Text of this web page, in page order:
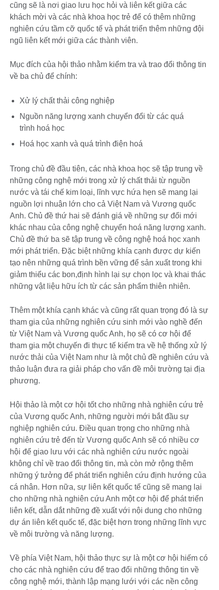
cũng sẽ là nơi giao lưu học hỏi và liên kết giữa các
khách mời và các nhà khoa học trẻ để có thêm những
nghiên cứu tầm cỡ quốc tế và phát triển thêm những đội
ngũ liên kết mới giữa các thành viên.
Mục đích của hội thảo nhằm kiểm tra và trao đổi thông tin
về ba chủ để chính:
Xử lý chất thải công nghiệp
Nguồn năng lượng xanh chuyển đổi từ các quá
trình hoá học
Hoá học xanh và quá trình điện hoá
Trong chủ đề đầu tiên, các nhà khoa học sẽ tập trung về
những công nghệ mới trong xử lý chất thải từ nguồn
nước và tái chế kim loại, lĩnh vực hứa hẹn sẽ mang lại
nguồn lợi nhuận lớn cho cả Việt Nam và Vương quốc
Anh. Chủ đề thứ hai sẽ đánh giá về những sự đổi mới
khác nhau của công nghệ chuyển hoá năng lượng xanh.
Chủ đề thứ ba sẽ tập trung về công nghệ hoá học xanh
mới phát triển. Đặc biệt những khía cạnh được dự kiến
tạo nên những quá trình bền vững để sản xuất trong khi
giảm thiểu các bon,định hình lại sự chọn lọc và khai thác
những vật liệu hữu ích từ các sản phẩm thiên nhiên.
Thêm một khía cạnh khác và cũng rất quan trọng đó là sự
tham gia của những nghiên cứu sinh mới vào nghề đến
từ Việt Nam và Vương quốc Anh, họ sẽ có cơ hội để
tham gia một chuyến đi thực tế kiểm tra về hệ thống xử lý
nước thải của Việt Nam như là một chủ đề nghiên cứu và
thảo luận đưa ra giải pháp cho vấn đề môi trường tại địa
phương.
Hội thảo là một cơ hội tốt cho những nhà nghiên cứu trẻ
của Vương quốc Anh, những người mới bắt đầu sự
nghiệp nghiên cứu. Điều quan trọng cho những nhà
nghiên cứu trẻ đến từ Vương quốc Anh sẽ có nhiều cơ
hội để giao lưu với các nhà nghiên cứu nước ngoài
không chỉ về trao đổi thông tin, mà còn mở rộng thêm
những ý tưởng để phát triển nghiên cứu định hướng của
cá nhân. Hơn nữa, sự liên kết quốc tế cũng sẽ mang lại
cho những nhà nghiên cứu Anh một cơ hội để phát triển
liên kết, dẫn dắt những đề xuất với nội dung cho những
dự án liên kết quốc tế, đặc biệt hơn trong những lĩnh vực
về môi trường và năng lượng.
Về phía Việt Nam, hội thảo thực sự là một cơ hội hiếm có
cho các nhà nghiên cứu để trao đổi những thông tin về
công nghệ mới, thành lập mạng lưới với các nền công